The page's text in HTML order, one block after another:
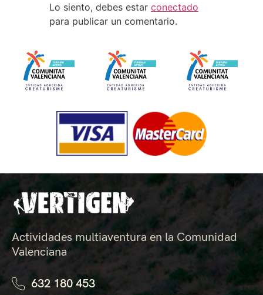
Lo siento, debes estar conectado
para publicar un comentario.
Actividades multiaventura en la Comunidad
Valenciana
632 180 453